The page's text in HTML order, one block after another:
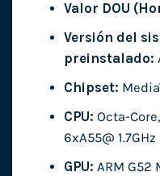
Valor DOU
Versión del
preinstalado:
Chipset:
CPU: Octa-
6xA55@ 1.7GHz
GPU: ARM G52